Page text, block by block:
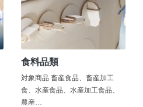
食料品類
対象商品 畜産食品、畜産加工
食、水産食品、水産加工食品、
農産…